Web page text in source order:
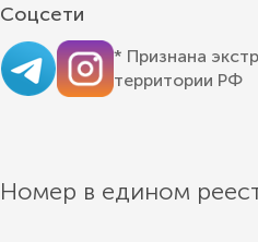
Соцсети
* Признана
территории РФ
Номер в едином